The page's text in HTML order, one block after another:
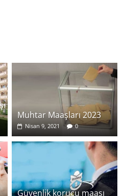
Muhtar Maaşları 2023
Nisan 9, 2021 0
Güvenlik korucu maaşı